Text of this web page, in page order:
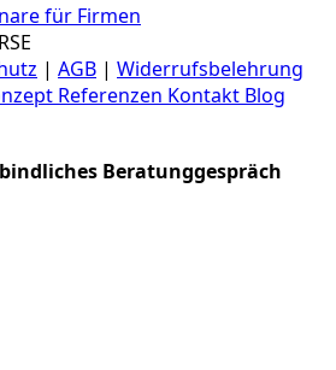
für Firmen
| AGB | Widerrufsbelehrung
Referenzen Kontakt Blog
Beratunggespräch